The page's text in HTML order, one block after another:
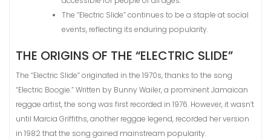
The “Electric Slide” continues to be a staple at social
events, reflecting its enduring popularity.
THE ORIGINS OF THE “ELECTRIC SLIDE”
The “Electric Slide” originated in the 1970s, thanks to the song
“Electric Boogie.” Written by Bunny Wailer, a prominent Jamaican
reggae artist, the song was first recorded in 1976. However, it wasn’t
until Marcia Griffiths, another reggae legend, recorded her version
in 1982 that the song gained mainstream popularity.